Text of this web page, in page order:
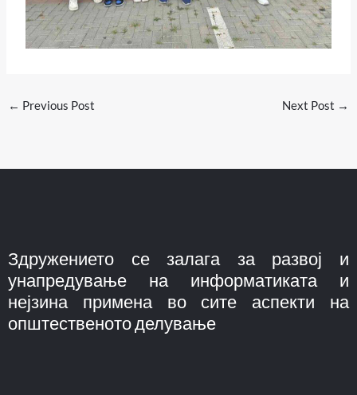
← Previous Post Next Post →
Здружението се залага за развој и
унапредување на информатиката и
нејзина примена во сите аспекти на
општественото делување